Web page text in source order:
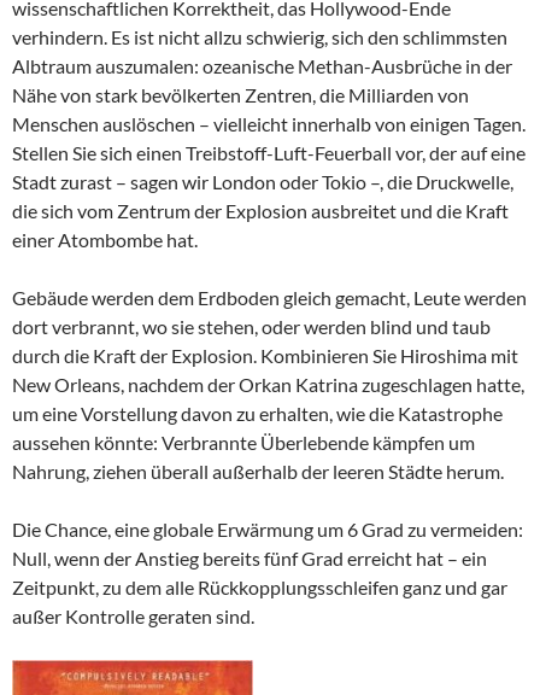
wissenschaftlichen Korrektheit, das Hollywood-Ende
verhindern. Es ist nicht allzu schwierig, sich den schlimmsten
Albtraum auszumalen: ozeanische Methan-Ausbrüche in der
Nähe von stark bevölkerten Zentren, die Milliarden von
Menschen auslöschen – vielleicht innerhalb von einigen Tagen.
Stellen Sie sich einen Treibstoff-Luft-Feuerball vor, der auf eine
Stadt zurast – sagen wir London oder Tokio –, die Druckwelle,
die sich vom Zentrum der Explosion ausbreitet und die Kraft
einer Atombombe hat.
Gebäude werden dem Erdboden gleich gemacht, Leute werden
dort verbrannt, wo sie stehen, oder werden blind und taub
durch die Kraft der Explosion. Kombinieren Sie Hiroshima mit
New Orleans, nachdem der Orkan Katrina zugeschlagen hatte,
um eine Vorstellung davon zu erhalten, wie die Katastrophe
aussehen könnte: Verbrannte Überlebende kämpfen um
Nahrung, ziehen überall außerhalb der leeren Städte herum.
Die Chance, eine globale Erwärmung um 6 Grad zu vermeiden:
Null, wenn der Anstieg bereits fünf Grad erreicht hat – ein
Zeitpunkt, zu dem alle Rückkopplungsschleifen ganz und gar
außer Kontrolle geraten sind.